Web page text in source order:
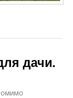
дачи.